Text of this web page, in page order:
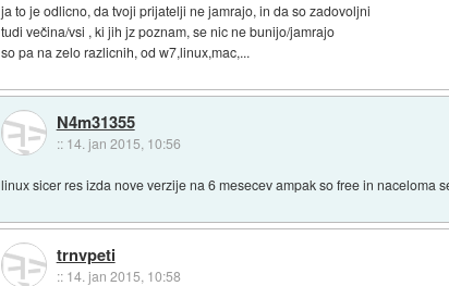
ja to je odlicno, da tvoji prijatelji ne jamrajo, in da so zadovoljni
tudi večina/vsi , ki jih jz poznam, se nic ne bunijo/jamrajo
so pa na zelo razlicnih, od w7,linux,mac,...
N4m31355
:: 14. jan 2015, 10:56
linux sicer res izda nove verzije na 6 mesecev ampak so free in naceloma
trnvpeti
:: 14. jan 2015, 10:58